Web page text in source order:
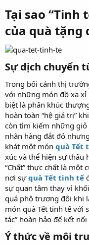
Tại sao “Tinh
của quà tặng
Sự dịch chuyển
Trong bối cảnh thị
với những món đồ xa xỉ
biệt là phân khúc
hoàn toàn “hệ giá trị”
còn tìm kiếm những
nhãn hàng đắt đỏ
khát một món quà Tết
xúc và thể hiện sự thấu
“Chất” thực chất là một
nơi sựquà Tết tinh tế
sự quan tâm thay vì
quá phô trương đôi khi
món quà Tết tinh tế với
tác” hoàn hảo để kết
Ý thức về môi